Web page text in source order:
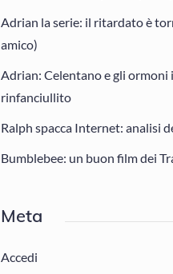
Adrian la serie: il ritardato è
amico)
Adrian: Celentano e gli ormoni
rinfanciullito
Ralph spacca Internet: analisi
Bumblebee: un buon film dei
Meta
Accedi